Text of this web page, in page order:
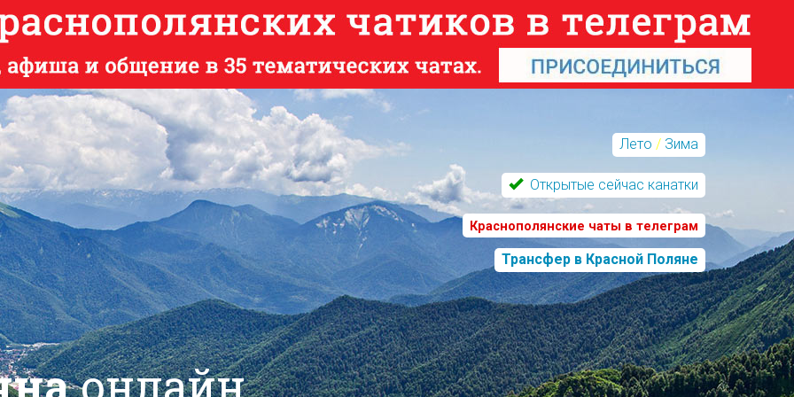
Лето / Зима
Открытые сейчас канатки
Краснополянские чаты в телеграм
Трансфер в Красной Поляне